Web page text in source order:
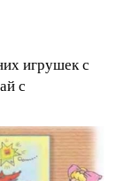
игрушек с
с